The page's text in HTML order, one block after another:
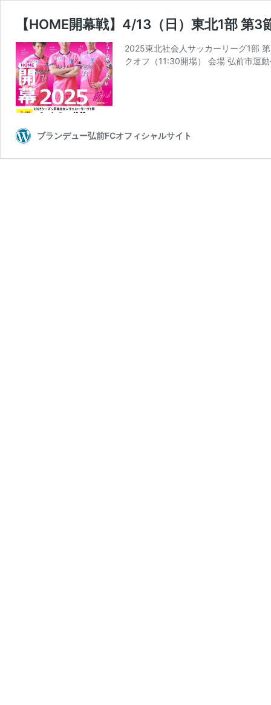
【HOME開幕戦】4/13（日）東北1部 第
2025東北社会人サッカーリーグ1部
クオフ（11:30開場） 会場 弘前市運
ブランデュー弘前FCオフィシャルサイト